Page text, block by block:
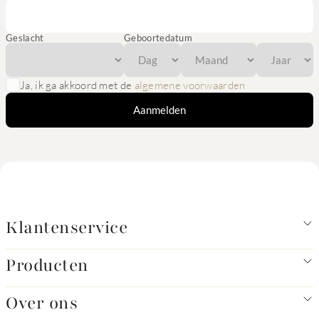
Geslacht Geboortedatum
Ja, ik ga akkoord met de algemene voorwaarden
Aanmelden
Klantenservice
Producten
Over ons